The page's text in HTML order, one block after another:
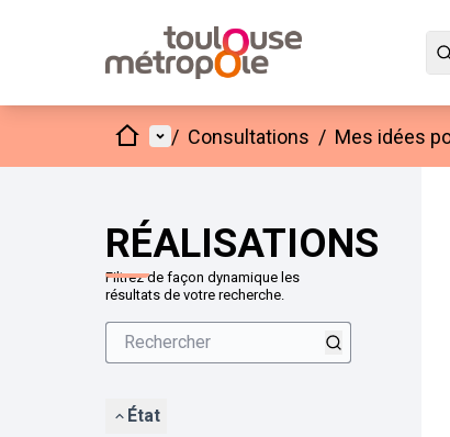
AccueilMenu principal
/ Consultations / Mes idées
RÉALISATIONS
Filtrez de façon dynamique les
résultats de votre recherche.
État